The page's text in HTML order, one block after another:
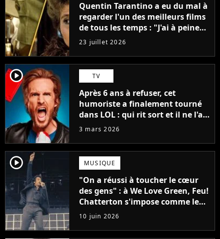
Quentin Tarantino a eu du mal à
regarder l'un des meilleurs films
de tous les temps : "J'ai à peine
réussi à aller jusqu'au générique
de fin"
23 juillet 2026
player2 TV
Après 6 ans à refuser, cet
humoriste a finalement tourné
dans LOL : qui rit sort et il ne l'a
pas fait pour l'argent, "J'ai
3 mars 2026
player2 MUSIQUE
"On a réussi à toucher le cœur
des gens" : à We Love Green, Feu!
Chatterton s'impose comme le
groupe rock français de sa
génération
10 juin 2026